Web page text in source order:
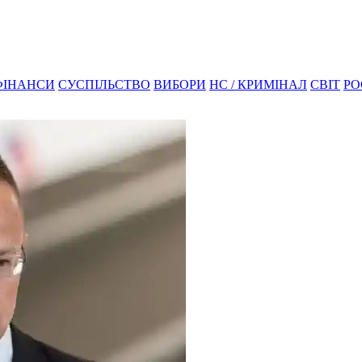
СУСПІЛЬСТВО ВИБОРИ НС / КРИМІНАЛ СВІТ